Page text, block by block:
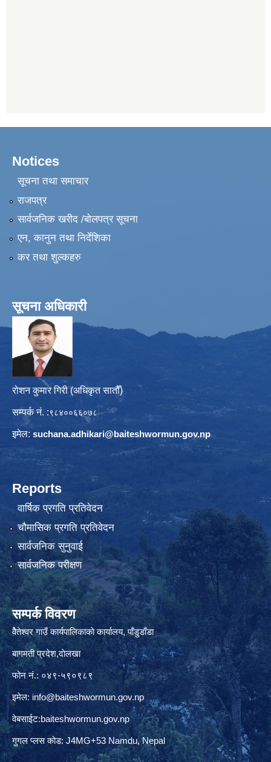
Notices
सूचना तथा समाचार
राजपत्र
सार्वजनिक खरीद /बोलपत्र सूचना
एन, कानुन तथा निर्देशिका
कर तथा शुल्कहरु
सूचना अधिकारी
रोशन कुमार गिरी (अधिकृत सातौँ)
सम्पर्क नं. :९८४००६६०७८
इमेल: suchana.adhikari@baiteshwormun.gov.np
Reports
वार्षिक प्रगति प्रतिवेदन
चौमासिक प्रगति प्रतिवेदन
सार्वजनिक सुनुवाई
सार्वजनिक परीक्षण
सम्पर्क विवरण
वैेतेश्वर गाउँ कार्यपालिकाकाे कार्यालय, पाँडुडाँडा
बागमती‌ प्रदेश,दाेलखा
फोन नं.: ०४९-५९०९८९
इमेल: info@baiteshwormun.gov.np
वेबसाईट:baiteshwormun.gov.np
गुगल प्लस कोड: J4MG+53 Namdu, Nepal